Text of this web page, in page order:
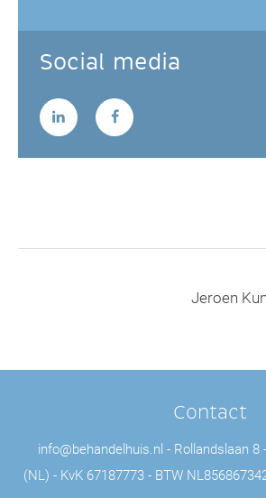
Social media
Jeroen
Contact
info@behandelhuis.nl Rollandslaan 8
(NL)
KvK 67187773 BTW